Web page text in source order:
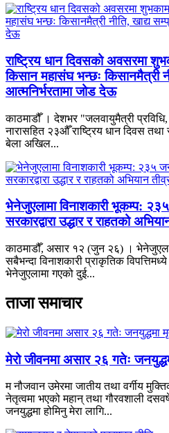
राष्ट्रिय धान दिवसको अवसरमा
किसान महासंघ भन्छः किसानमैत्री
आत्मनिर्भरतामा जोड देऊ
काठमाडौँ । देशभर "जलवायुमैत्री प्रविधि,
नारासहित २३औँ राष्ट्रिय धान दिवस तथा
बेला अखिल...
भेनेजुएलामा विनाशकारी भूकम्प:
सरकारद्वारा उद्धार र राहतको
काठमाडौँ, असार १२ (जुन २६) ।
सबैभन्दा विनाशकारी प्राकृतिक
भेनेजुएलामा गएको दुई...
ताजा समाचार
मेरो जीवनमा असार २६ गतेः
म नौजवान उमेरमा जातीय तथा वर्गीय
नेतृत्वमा भएको महान् तथा गौरवशाली
जनयुद्धमा होमिनु मेरा लागि...